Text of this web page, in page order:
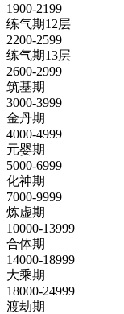
1900-2199
练气期12层
2200-2599
练气期13层
2600-2999
筑基期
3000-3999
金丹期
4000-4999
元婴期
5000-6999
化神期
7000-9999
炼虚期
10000-13999
合体期
14000-18999
大乘期
18000-24999
渡劫期